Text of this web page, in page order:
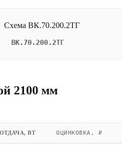
ВК.70.200.2ТГ
2100 мм
ВТ ОЦИНКОВКА, ₽